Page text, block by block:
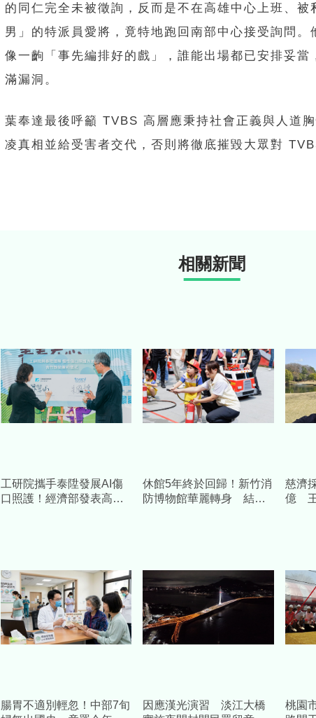
的同仁完全未被徵詢，反而是不在高雄中心上班、被
男」的特派員愛將，竟特地跑回南部中心接受詢問。
像一齣「事先編排好的戲」，誰能出場都已安排妥當
滿漏洞。
葉奉達最後呼籲 TVBS 高層應秉持社會正義與人道
凌真相並給受害者交代，否則將徹底摧毀大眾對
相關新聞
工研院攜手泰陞發展AI傷
口照護！經濟部發表高齡
休館5年終於回歸！新竹消
防博物館華麗轉身 結合
慈濟
億 王
腸胃不適別輕忽！中部7旬
因應漢光演習 淡江大橋
桃園